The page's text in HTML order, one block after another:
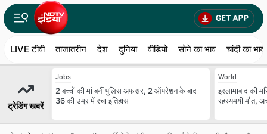
LIVE टीवी ताजातरीन देश दुनिया वीडियो सोने का भाव चांदी का भाव
ट्रेडिंग खबरें
Jobs
2 बच्चों की मां बनीं पुल‍िस अफसर, 2 ऑपरेशन के बाद
36 की उम्र में रचा इतिहास
World
इस्लामाबाद की
रहस्यमयी मौत,